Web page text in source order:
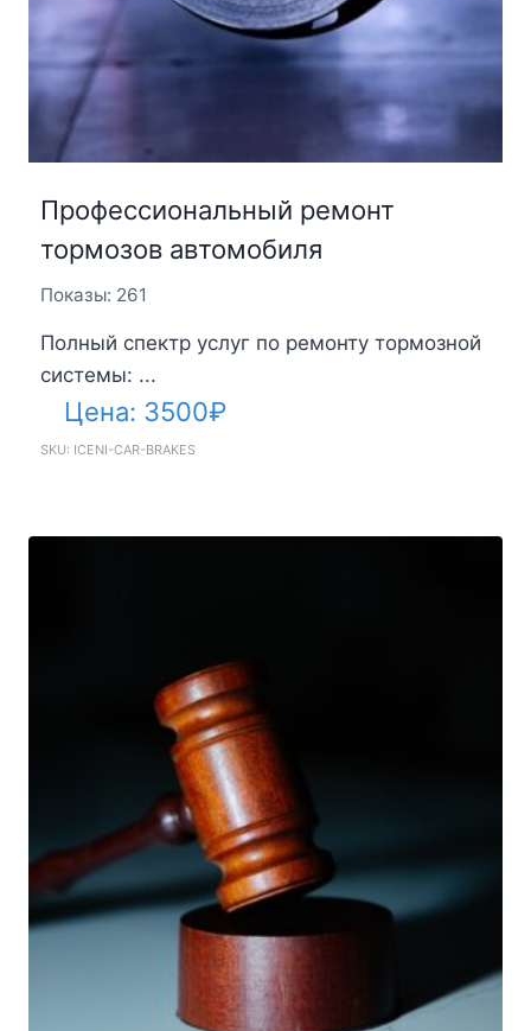
Профессиональный ремонт
тормозов автомобиля
Показы: 261
Полный спектр услуг по ремонту тормозной
системы: ...
Цена: 3500₽
SKU: ICENI-CAR-BRAKES